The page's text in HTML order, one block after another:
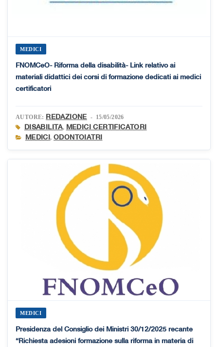
MEDICI
FNOMCeO- Riforma della disabilità- Link relativo ai
materiali didattici dei corsi di formazione dedicati ai medici
certificatori
AUTORE: REDAZIONE - 15/05/2026
DISABILITA, MEDICI CERTIFICATORI
MEDICI,ODONTOIATRI
MEDICI
Presidenza del Consiglio dei Ministri 30/12/2025 recante
“Richiesta adesioni formazione sulla riforma in materia di